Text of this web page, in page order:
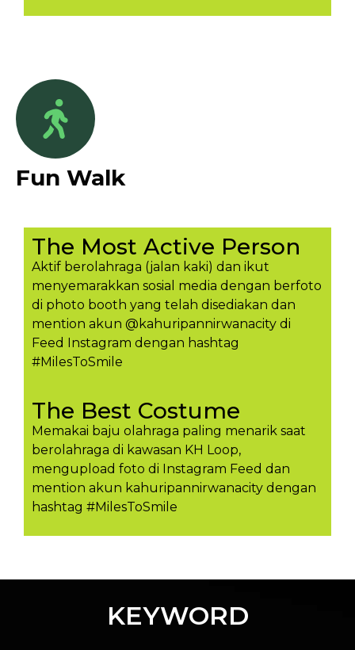
Fun Walk
The Most Active Person
Aktif berolahraga (jalan kaki) dan ikut
menyemarakkan sosial media dengan berfoto
di photo booth yang telah disediakan dan
mention akun @kahuripannirwanacity di
Feed Instagram dengan hashtag
#MilesToSmile
The Best Costume
Memakai baju olahraga paling menarik saat
berolahraga di kawasan KH Loop,
mengupload foto di Instagram Feed dan
mention akun kahuripannirwanacity dengan
hashtag #MilesToSmil​e
KEYWORD